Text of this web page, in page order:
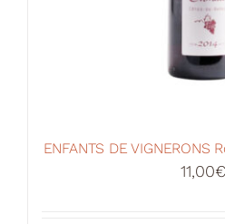
ENFANTS DE VIGNERONS
11,00€